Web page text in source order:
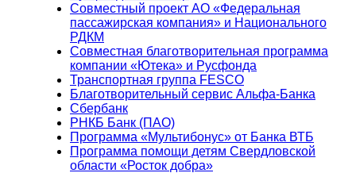
Совместный проект АО «Федеральная
пассажирская компания» и Национального
РДКМ
Совместная благотворительная программа
компании «Ютека» и Русфонда
Транспортная группа FESCO
Благотворительный сервис Альфа-Банка
Сбербанк
РНКБ Банк (ПАО)
Программа «Мультибонус» от Банка ВТБ
Программа помощи детям Свердловской
области «Росток добра»